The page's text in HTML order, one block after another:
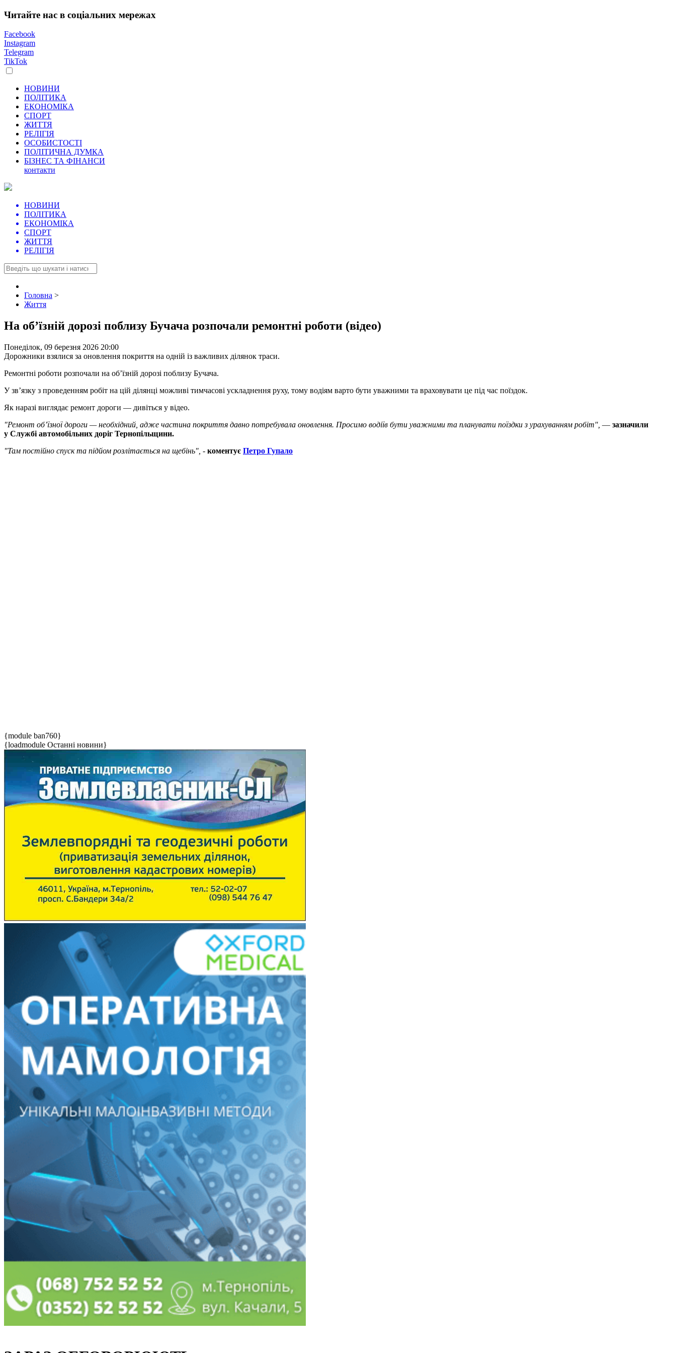
Читайте нас в соціальних мережах
Facebook
Instagram
Telegram
TikTok
НОВИНИ
ПОЛІТИКА
ЕКОНОМІКА
СПОРТ
ЖИТТЯ
РЕЛІГІЯ
ОСОБИСТОСТІ
ПОЛІТИЧНА ДУМКА
БІЗНЕС ТА ФІНАНСИ
контакти
НОВИНИ
ПОЛІТИКА
ЕКОНОМІКА
СПОРТ
ЖИТТЯ
РЕЛІГІЯ
Головна >
Життя
На об’їзній дорозі поблизу Бучача розпочали ремонтні роботи (відео)
Понеділок, 09 березня 2026 20:00
Дорожники взялися за оновлення покриття на одній із важливих ділянок траси.
Ремонтні роботи розпочали на об’їзній дорозі поблизу Бучача.
У зв’язку з проведенням робіт на цій ділянці можливі тимчасові ускладнення руху, тому водіям варто бути уважними та враховувати це під час поїздок.
Як наразі виглядає ремонт дороги — дивіться у відео.
"Ремонт об’їзної дороги — необхідний, адже частина покриття давно потребувала оновлення. Просимо водіїв бути уважними та планувати поїздки з урахуванням робіт", — зазначили
у Службі автомобільних доріг Тернопільщини.
"Там постійно спуск та підйом розлітається на щебінь", - коментує Петро Гупало
{module ban760}
{loadmodule Останні новини}